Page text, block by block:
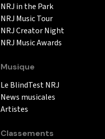
NRJ in the Park
NRJ Music Tour
NRJ Creator Night
NRJ Music Awards
Musique
Le BlindTest NRJ
News musicales
Artistes
Classements